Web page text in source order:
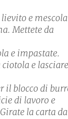
e
Mettete da
e impastate.
e lasciare
il blocco di
di lavoro e
la carta da